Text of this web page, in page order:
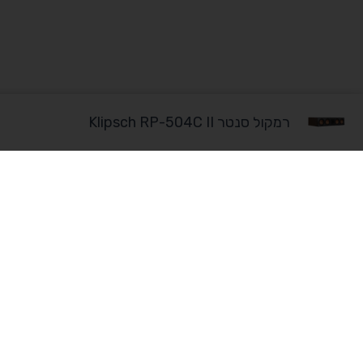
רמקול סנטר Klipsch RP-504C II